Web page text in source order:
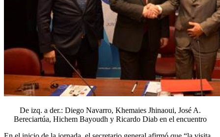
De izq. a der.: Diego Navarro, Khemaies Jhinaoui, José A.
Bereciartúa, Hichem Bayoudh y Ricardo Diab en el encuentro